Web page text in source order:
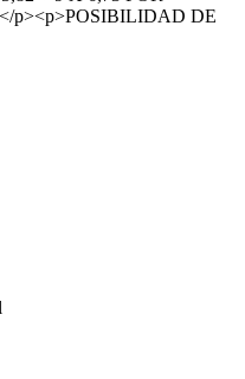
p><p>POSIBILIDAD DE